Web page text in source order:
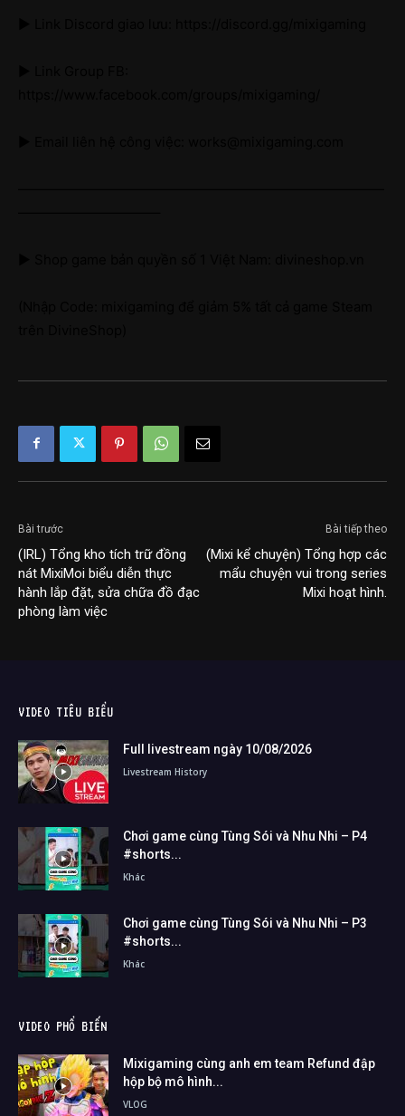
Bài trước
(IRL) Tổng kho tích trữ đồng
nát MixiMoi biểu diễn thực
hành lắp đặt, sửa chữa đồ đạc
phòng làm việc
Bài tiếp theo
(Mixi kể chuyện) Tổng hợp các
mẩu chuyện vui trong series
Mixi hoạt hình.
VIDEO TIÊU BIỂU
Full livestream ngày 10/08/2026
Livestream History
Chơi game cùng Tùng Sói và Nhu Nhi – P4
#shorts...
Khác
Chơi game cùng Tùng Sói và Nhu Nhi – P3
#shorts...
Khác
VIDEO PHỔ BIẾN
Mixigaming cùng anh em team Refund đập
hộp bộ mô hình...
VLOG